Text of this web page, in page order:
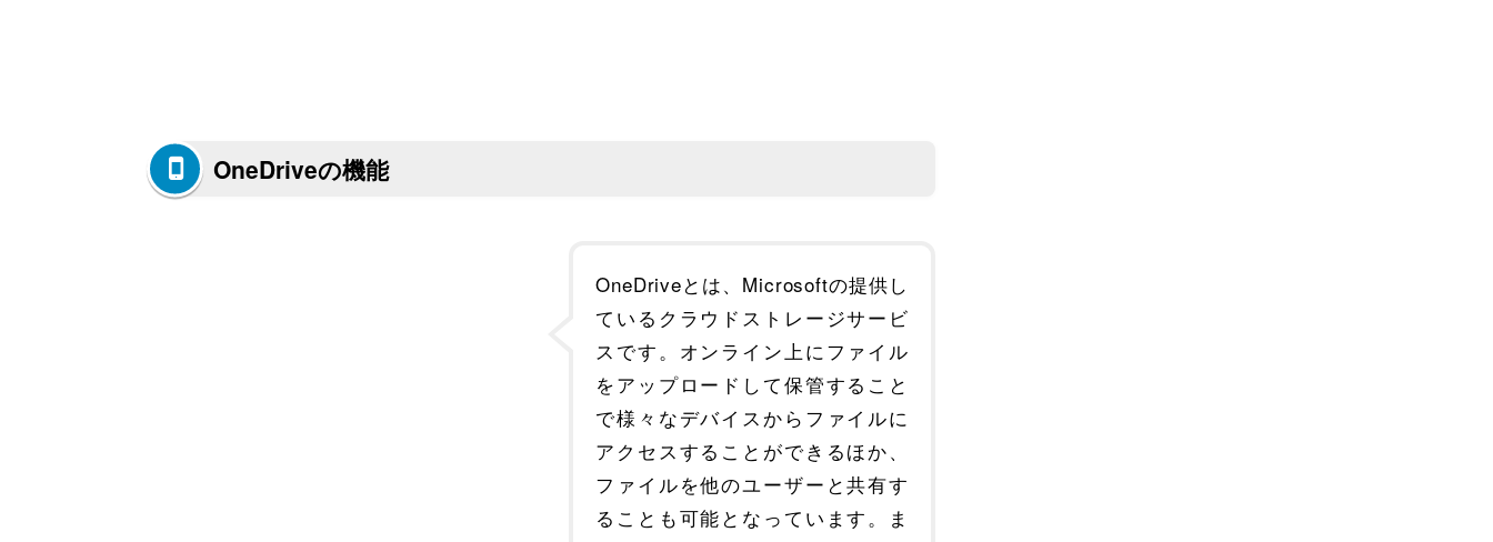
OneDriveの機能
OneDriveとは、Microsoftの提供し
ているクラウドストレージサービ
スです。オンライン上にファイル
をアップロードして保管すること
で様々なデバイスからファイルに
アクセスすることができるほか、
ファイルを他のユーザーと共有す
ることも可能となっています。ま